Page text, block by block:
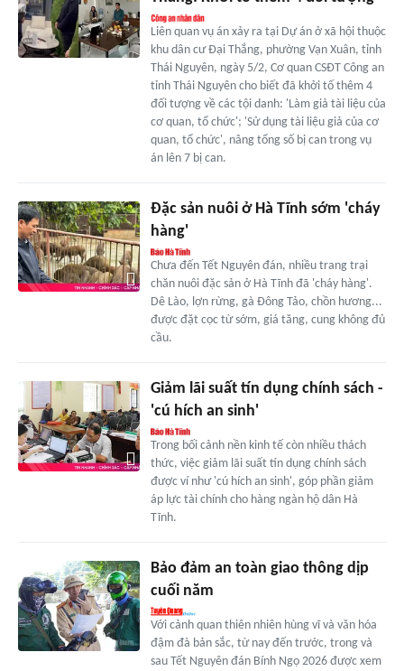
Liên quan vụ án xảy ra tại Dự án ở xã hội thuộc
khu dân cư Đại Thắng, phường Vạn Xuân, tỉnh
Thái Nguyên, ngày 5/2, Cơ quan CSĐT Công an
tỉnh Thái Nguyên cho biết đã khởi tố thêm 4
đối tượng về các tội danh: 'Làm giả tài liệu của
cơ quan, tổ chức'; 'Sử dụng tài liệu giả của cơ
quan, tổ chức', nâng tổng số bị can trong vụ
án lên 7 bị can.
Đặc sản nuôi ở Hà Tĩnh sớm 'cháy
hàng'
Chưa đến Tết Nguyên đán, nhiều trang trại
chăn nuôi đặc sản ở Hà Tĩnh đã 'cháy hàng'.
Dê Lào, lợn rừng, gà Đông Tảo, chồn hương...
được đặt cọc từ sớm, giá tăng, cung không đủ
cầu.
Giảm lãi suất tín dụng chính sách -
'cú hích an sinh'
Trong bối cảnh nền kinh tế còn nhiều thách
thức, việc giảm lãi suất tín dụng chính sách
được ví như 'cú hích an sinh', góp phần giảm
áp lực tài chính cho hàng ngàn hộ dân Hà
Tĩnh.
Bảo đảm an toàn giao thông dịp
cuối năm
Với cảnh quan thiên nhiên hùng vĩ và văn hóa
đậm đà bản sắc, từ nay đến trước, trong và
sau Tết Nguyên đán Bính Ngọ 2026 được xem